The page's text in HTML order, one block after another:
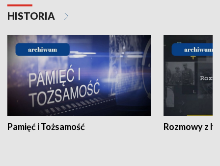
HISTORIA
Pamięć i Tożsamość Rozmowy z